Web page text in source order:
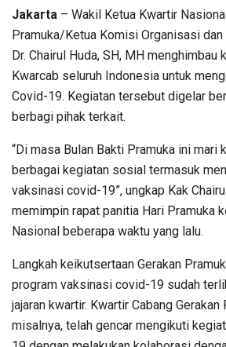
Jakarta – Wakil Ketua Kwartir
Pramuka/Ketua Komisi Organisasi dan
Dr. Chairul Huda, SH, MH menghimbau
Kwarcab seluruh Indonesia untuk
Covid-19. Kegiatan tersebut digelar
berbagi pihak terkait.
“Di masa Bulan Bakti Pramuka ini mari
berbagai kegiatan sosial termasuk
vaksinasi covid-19”, ungkap Kak
memimpin rapat panitia Hari Pramuka
Nasional beberapa waktu yang lalu.
Langkah keikutsertaan Gerakan
program vaksinasi covid-19 sudah
jajaran kwartir. Kwartir Cabang
misalnya, telah gencar mengikuti